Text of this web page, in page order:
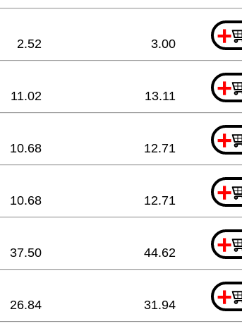
+
2.52 3.00
+
11.02 13.11
+
10.68 12.71
+
10.68 12.71
+
37.50 44.62
+
26.84 31.94